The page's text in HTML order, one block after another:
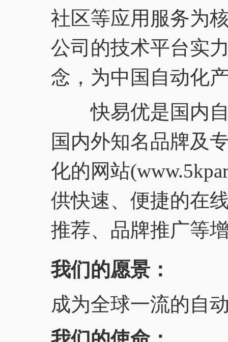
社区等应用服务为
公司的技术平台实
念，为中国自动化
快易优是国内自
国内外知名品牌及
化的网站
供快速、便捷的在
推荐、品牌推广等
我们的愿景：
成为全球一流的自